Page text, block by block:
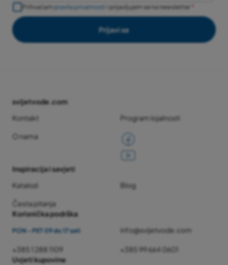
Prihvaćam pravila privatnosti i prijavljujem se na newsletter
Prijavi se
svijetvode.com
Kontakt
Program lojalnosti
O nama
Inspiracija i savjeti
Katalozi
Blog
Česta pitanja
Korisnička podrška
PON - PET 09 do 17 sati info@svijetvode.com
+385 1 288 1109
+385 99 664 0601
Uvjeti kupovine